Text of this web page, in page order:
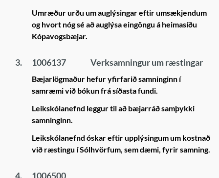
Umræður urðu um auglýsingar eftir umsækjendum
og hvort nóg sé að auglýsa eingöngu á heimasíðu
Kópavogsbæjar.
3. 1006137 Verksamningur um ræstingar
Bæjarlögmaður hefur yfirfarið samninginn í
samræmi við bókun frá síðasta fundi.
Leikskólanefnd leggur til að bæjarráð samþykki
samninginn.
Leikskólanefnd óskar eftir upplýsingum um kostnað
við ræstingu í Sólhvörfum, sem dæmi, fyrir samning.
4.
1006500